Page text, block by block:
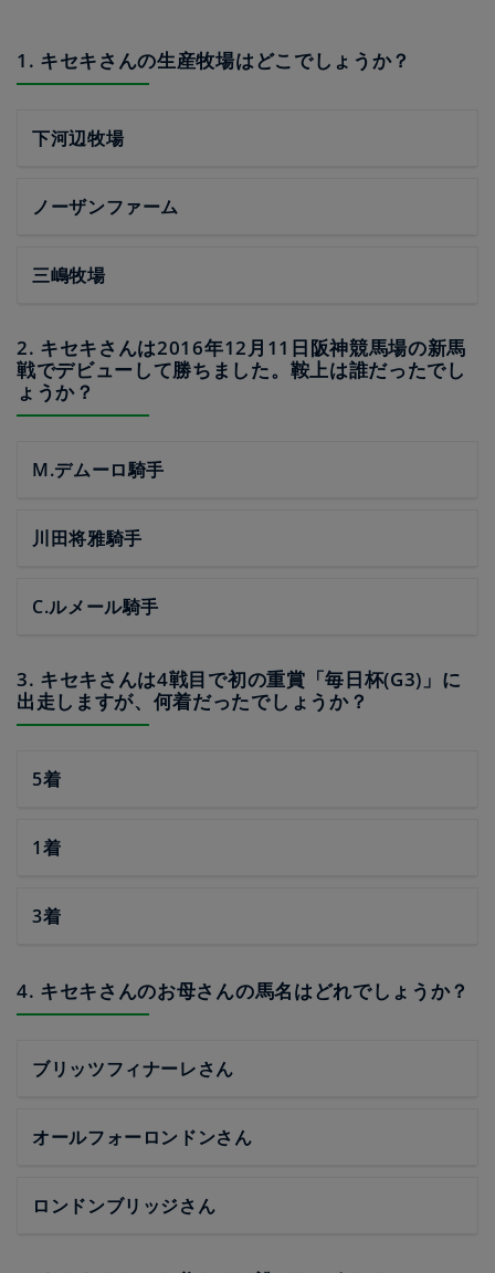
1. キセキさんの生産牧場はどこでしょうか？
下河辺牧場
ノーザンファーム
三嶋牧場
2. キセキさんは2016年12月11日阪神競馬場の新馬
戦でデビューして勝ちました。鞍上は誰だったでし
ょうか？
M.デムーロ騎手
川田将雅騎手
C.ルメール騎手
3. キセキさんは4戦目で初の重賞「毎日杯(G3)」に
出走しますが、何着だったでしょうか？
5着
1着
3着
4. キセキさんのお母さんの馬名はどれでしょうか？
ブリッツフィナーレさん
オールフォーロンドンさん
ロンドンブリッジさん